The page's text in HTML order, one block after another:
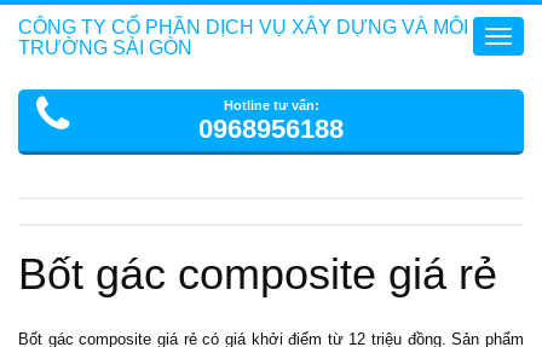
CÔNG TY CỔ PHẦN DỊCH VỤ XÂY DỰNG VÀ MÔI
TRƯỜNG SÀI GÒN
Hotline tư vấn:
0968956188
Bốt gác composite giá rẻ
Bốt gác composite giá rẻ có giá khởi điểm từ 12 triệu đồng. Sản phẩm